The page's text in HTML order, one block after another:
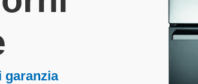
garanzia